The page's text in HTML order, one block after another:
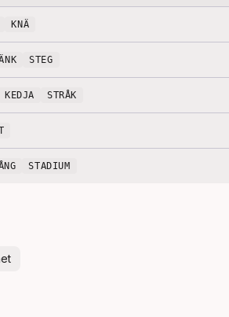
KNÄ
STEG
KEDJA STRÅK
STADIUM